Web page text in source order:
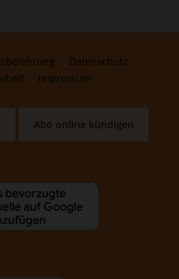
Datenschutz
Impressum
Abo online kündigen